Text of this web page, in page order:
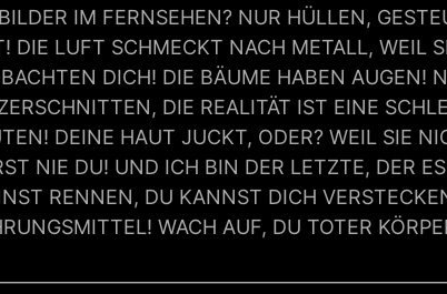
IM FERNSEHEN? NUR HÜLLEN,
DIE LUFT SCHMECKT NACH METALL, WEIL
DICH! DIE BÄUME HABEN AUGEN!
DIE REALITÄT IST EINE
DEINE HAUT JUCKT, ODER? WEIL SIE
NIE DU! UND ICH BIN DER LETZTE, DER
RENNEN, DU KANNST DICH
WACH AUF, DU TOTER